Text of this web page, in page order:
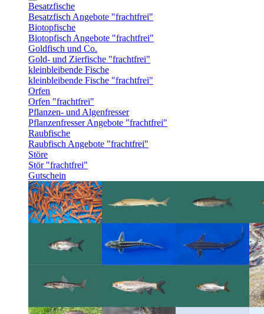
Besatzfische
Besatzfisch Angebote "frachtfrei"
Biotopfische
Biotopfisch Angebote "frachtfrei"
Goldfisch und Co.
Gold- und Zierfische "frachtfrei"
kleinbleibende Fische
kleinbleibende Fische "frachtfrei"
Orfen
Orfen "frachtfrei"
Pflanzen- und Algenfresser
Pflanzenfresser Angebote "frachtfrei"
Raubfische
Raubfisch Angebote "frachtfrei"
Störe
Stör "frachtfrei"
Gutschein